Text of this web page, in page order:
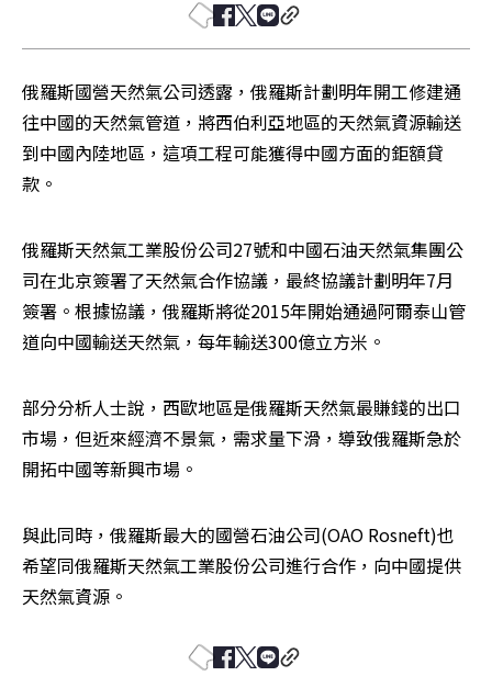
俄羅斯國營天然氣公司透露，俄羅斯計劃明年開工修建通
往中國的天然氣管道，將西伯利亞地區的天然氣資源輸送
到中國內陸地區，這項工程可能獲得中國方面的鉅額貸
款。
俄羅斯天然氣工業股份公司27號和中國石油天然氣集團公
司在北京簽署了天然氣合作協議，最終協議計劃明年7月
簽署。根據協議，俄羅斯將從2015年開始通過阿爾泰山管
道向中國輸送天然氣，每年輸送300億立方米。
部分分析人士說，西歐地區是俄羅斯天然氣最賺錢的出口
市場，但近來經濟不景氣，需求量下滑，導致俄羅斯急於
開拓中國等新興市場。
與此同時，俄羅斯最大的國營石油公司(OAO Rosneft)也
希望同俄羅斯天然氣工業股份公司進行合作，向中國提供
天然氣資源。